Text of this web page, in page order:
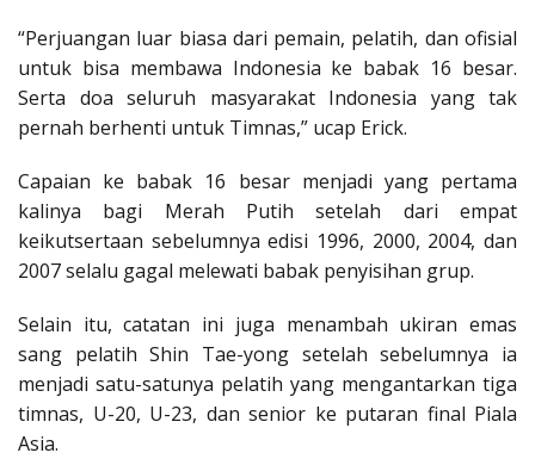
“Perjuangan luar biasa dari pemain, pelatih, dan ofisial
untuk bisa membawa Indonesia ke babak 16 besar.
Serta doa seluruh masyarakat Indonesia yang tak
pernah berhenti untuk Timnas,” ucap Erick.
Capaian ke babak 16 besar menjadi yang pertama
kalinya bagi Merah Putih setelah dari empat
keikutsertaan sebelumnya edisi 1996, 2000, 2004, dan
2007 selalu gagal melewati babak penyisihan grup.
Selain itu, catatan ini juga menambah ukiran emas
sang pelatih Shin Tae-yong setelah sebelumnya ia
menjadi satu-satunya pelatih yang mengantarkan tiga
timnas, U-20, U-23, dan senior ke putaran final Piala
Asia.